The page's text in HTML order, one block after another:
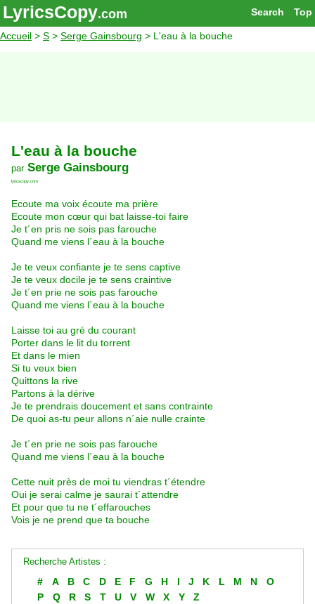
Top
Search
LyricsCopy.com
Accueil > S > Serge Gainsbourg > L'eau à la bouche
L'eau à la bouche
par Serge Gainsbourg
lyricscopy.com
Ecoute ma voix écoute ma prière
Ecoute mon cœur qui bat laisse-toi faire
Je t´en pris ne sois pas farouche
Quand me viens l´eau à la bouche
Je te veux confiante je te sens captive
Je te veux docile je te sens craintive
Je t´en prie ne sois pas farouche
Quand me viens l´eau à la bouche
Laisse toi au gré du courant
Porter dans le lit du torrent
Et dans le mien
Si tu veux bien
Quittons la rive
Partons à la dérive
Je te prendrais doucement et sans contrainte
De quoi as-tu peur allons n´aie nulle crainte
Je t´en prie ne sois pas farouche
Quand me viens l´eau à la bouche
Cette nuit près de moi tu viendras t´étendre
Oui je serai calme je saurai t´attendre
Et pour que tu ne t´effarouches
Vois je ne prend que ta bouche
Recherche Artistes :
# A B C D E F G H I J K L M N
O
P
Q R S T U V W X Y Z